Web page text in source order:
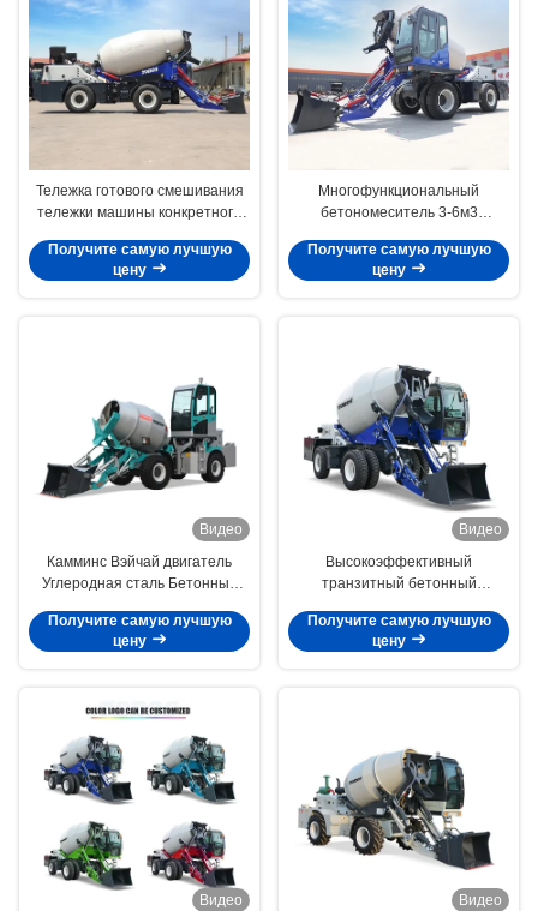
Тележка готового смешивания
тележки машины конкретного
строительных площадок
Получите самую лучшую
цену
Многофункциональный
бетономеситель 3-6м3
Получите самую лучшую
цену
Видео
Камминс Вэйчай двигатель
Углеродная сталь Бетонный
Получите самую лучшую
цену
Видео
Высокоэффективный
транзитный бетонный
Получите самую лучшую
цену
Видео
Видео